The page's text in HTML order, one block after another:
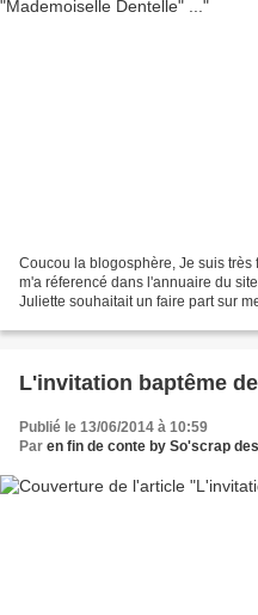
Coucou la blogosphère, Je suis
m'a réferencé dans l'annuaire du
Juliette souhaitait un faire part sur
L'invitation baptême
Publié le 13/06/2014 à 10:59
Par en fin de conte by So'scrap